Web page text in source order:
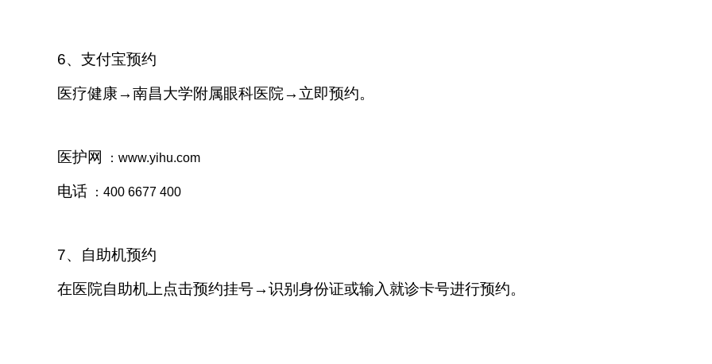
6、支付宝预约
医疗健康→南昌大学附属眼科医院→立即预约。
医护网 ：www.yihu.com
电话 ：400 6677 400
7、自助机预约
在医院自助机上点击预约挂号→识别身份证或输入就诊卡号进行预约。